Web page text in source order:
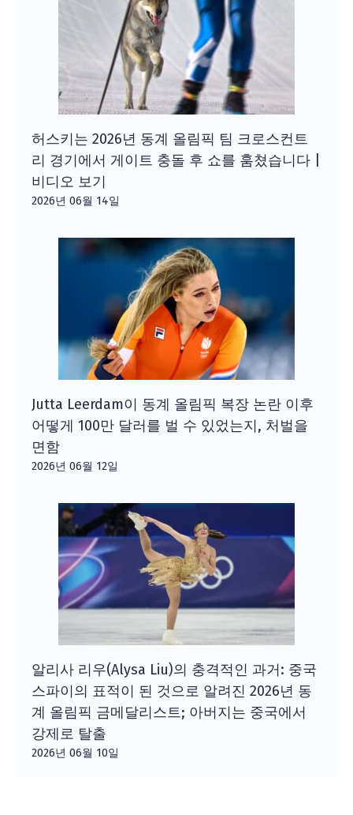
허스키는 2026년 동계 올림픽 팀 크로스컨트
리 경기에서 게이트 충돌 후 쇼를 훔쳤습니다 |
비디오 보기
2026년 06월 14일
Jutta Leerdam이 동계 올림픽 복장 논란 이후
어떻게 100만 달러를 벌 수 있었는지, 처벌을
면함
2026년 06월 12일
알리사 리우(Alysa Liu)의 충격적인 과거: 중국
스파이의 표적이 된 것으로 알려진 2026년 동
계 올림픽 금메달리스트; 아버지는 중국에서
강제로 탈출
2026년 06월 10일